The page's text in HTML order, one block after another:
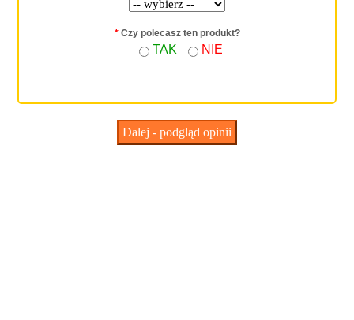
*Czy polecasz ten produkt?
TAK NIE